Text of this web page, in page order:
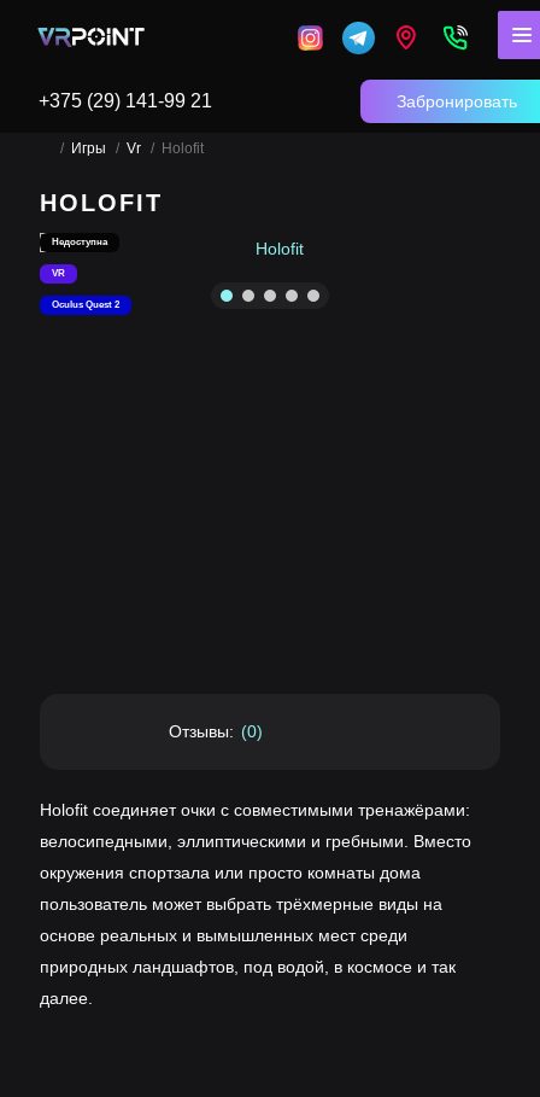
+375 (29) 141-99 21 Забронировать
Игры Vr Holofit
HOLOFIT
Недоступна
VR
Oculus Quest 2
Отзывы: (0)
Holofit соединяет очки с совместимыми тренажёрами:
велосипедными, эллиптическими и гребными. Вместо
окружения спортзала или просто комнаты дома
пользователь может выбрать трёхмерные виды на
основе реальных и вымышленных мест среди
природных ландшафтов, под водой, в космосе и так
далее.